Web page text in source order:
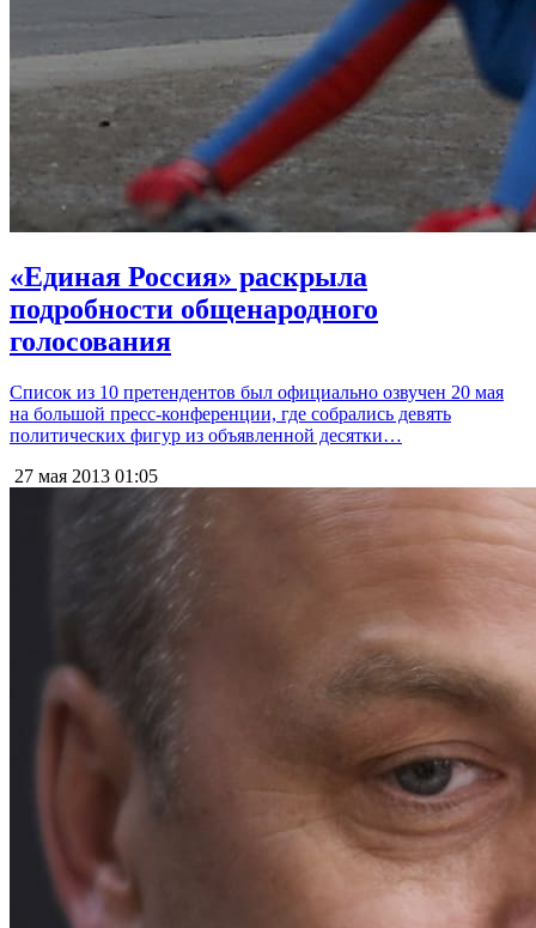
«Единая Россия» раскрыла
подробности общенародного
голосования
Список из 10 претендентов был официально озвучен 20 мая
на большой пресс-конференции, где собрались девять
политических фигур из объявленной десятки…
27 мая 2013 01:05